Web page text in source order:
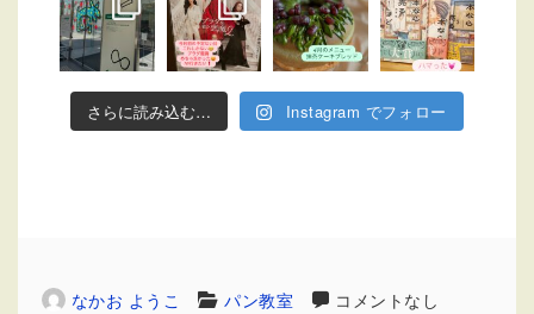
さらに読み込む… Instagram でフォロー
なかお ようこ パン教室 コメントなし